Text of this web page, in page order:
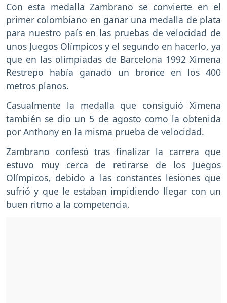
Con esta medalla Zambrano se convierte en el
primer colombiano en ganar una medalla de plata
para nuestro país en las pruebas de velocidad de
unos Juegos Olímpicos y el segundo en hacerlo, ya
que en las olimpiadas de Barcelona 1992 Ximena
Restrepo había ganado un bronce en los 400
metros planos.
Casualmente la medalla que consiguió Ximena
también se dio un 5 de agosto como la obtenida
por Anthony en la misma prueba de velocidad.
Zambrano confesó tras finalizar la carrera que
estuvo muy cerca de retirarse de los Juegos
Olímpicos, debido a las constantes lesiones que
sufrió y que le estaban impidiendo llegar con un
buen ritmo a la competencia.